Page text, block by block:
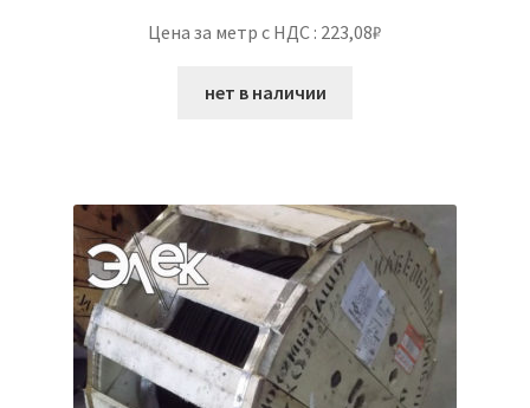
Цена за метр с НДС : 223,08₽
нет в наличии